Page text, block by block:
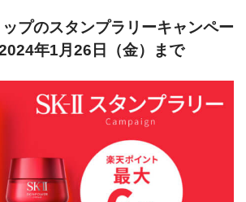
プのスタンプラリーキャンペー
年1月26日（金）まで